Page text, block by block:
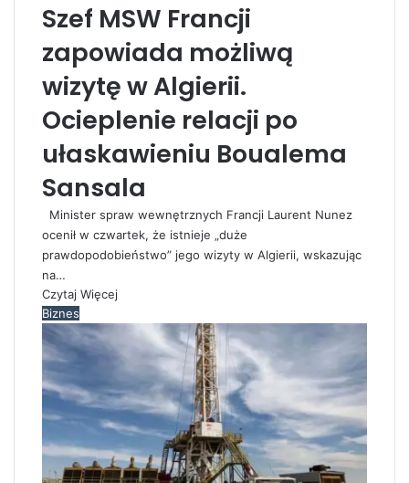
Szef MSW Francji
zapowiada możliwą
wizytę w Algierii.
Ocieplenie relacji po
ułaskawieniu Boualema
Sansala
Minister spraw wewnętrznych Francji Laurent Nunez
ocenił w czwartek, że istnieje „duże
prawdopodobieństwo” jego wizyty w Algierii, wskazując
na…
Czytaj Więcej
Biznes